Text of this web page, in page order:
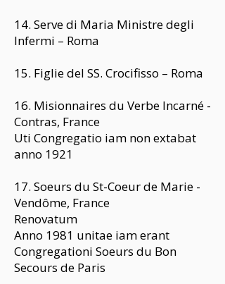
14. Serve di Maria Ministre degli
Infermi – Roma
15. Figlie del SS. Crocifisso – Roma
16. Misionnaires du Verbe Incarné -
Contras, France
Uti Congregatio iam non extabat
anno 1921
17. Soeurs du St-Coeur de Marie -
Vendôme, France
Renovatum
Anno 1981 unitae iam erant
Congregationi Soeurs du Bon
Secours de Paris